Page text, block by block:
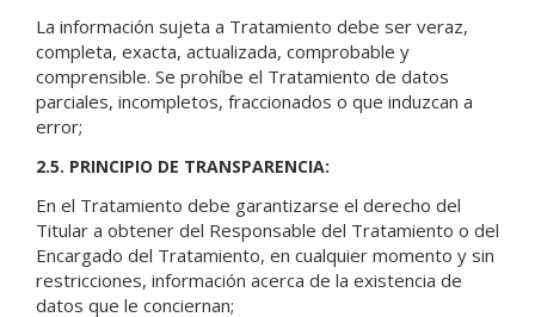
La información sujeta a Tratamiento debe ser veraz,
completa, exacta, actualizada, comprobable y
comprensible. Se prohíbe el Tratamiento de datos
parciales, incompletos, fraccionados o que induzcan a
error;
2.5. PRINCIPIO DE TRANSPARENCIA:
En el Tratamiento debe garantizarse el derecho del
Titular a obtener del Responsable del Tratamiento o del
Encargado del Tratamiento, en cualquier momento y sin
restricciones, información acerca de la existencia de
datos que le conciernan;